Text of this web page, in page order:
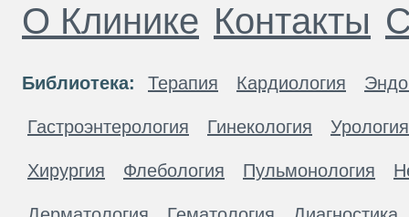
О Клинике Контакты
Библиотека: Терапия Кардиология
Гастроэнтерология Гинекология Урология
Хирургия Флебология Пульмонология